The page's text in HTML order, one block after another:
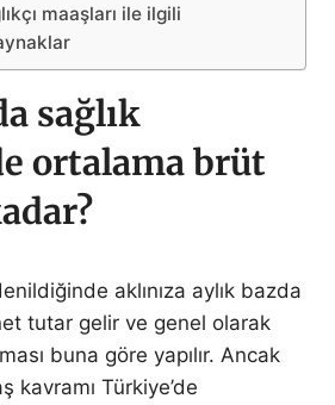
maaşları ile ilgili
sağlık
ortalama brüt
aklınıza aylık bazda
tutar gelir ve genel olarak
buna göre yapılır. Ancak
kavramı Türkiye’de